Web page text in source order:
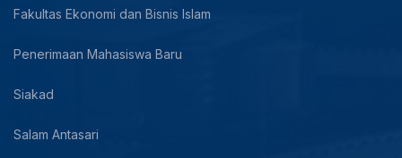
Fakultas Ekonomi dan Bisnis Islam
Penerimaan Mahasiswa Baru
Siakad
Salam Antasari